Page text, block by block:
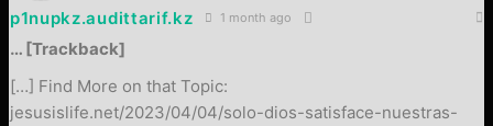
p1nupkz.audittarif.kz 1 month ago
… [Trackback]
[…] Find More on that Topic:
jesusislife.net/2023/04/04/solo-dios-satisface-nuestras-